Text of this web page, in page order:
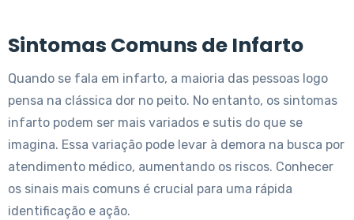
Sintomas Comuns de Infarto
Quando se fala em infarto, a maioria das pessoas logo
pensa na clássica dor no peito. No entanto, os sintomas
infarto podem ser mais variados e sutis do que se
imagina. Essa variação pode levar à demora na busca por
atendimento médico, aumentando os riscos. Conhecer
os sinais mais comuns é crucial para uma rápida
identificação e ação.